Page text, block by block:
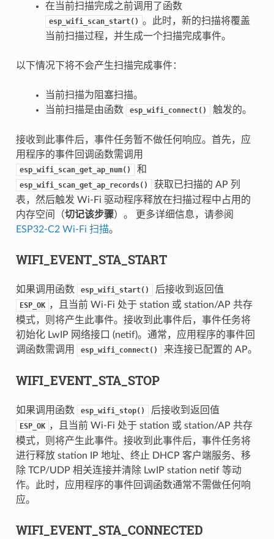
在当前扫描完成之前调用了函数
esp_wifi_scan_start() 。此时，新的扫描将覆盖
当前扫描过程，并生成一个扫描完成事件。
以下情况下将不会产生扫描完成事件：
当前扫描为阻塞扫描。
当前扫描是由函数
esp_wifi_connect() 触发的。
接收到此事件后，事件任务暂不做任何响应。首先，应
用程序的事件回调函数需调用
esp_wifi_scan_get_ap_num() 和
esp_wifi_scan_get_ap_records()
获取已扫描的 AP 列
表，然后触发 Wi-Fi 驱动程序释放在扫描过程中占用的
内存空间（切记该步骤）。 更多详细信息，请参阅
ESP32-C2 Wi-Fi 扫描。
WIFI_EVENT_STA_START
如果调用函数 esp_wifi_start() 后接收到返回值
ESP_OK ，且当前 Wi-Fi 处于 station 或 station/AP 共存
模式，则将产生此事件。接收到此事件后，事件任务将
初始化 LwIP 网络接口 (netif)。通常，应用程序的事件回
调函数需调用
esp_wifi_connect() 来连接已配置的 AP。
WIFI_EVENT_STA_STOP
如果调用函数 esp_wifi_stop() 后接收到返回值
ESP_OK ，且当前 Wi-Fi 处于 station 或 station/AP 共存
模式，则将产生此事件。接收到此事件后，事件任务将
进行释放 station IP 地址、终止 DHCP 客户端服务、移
除 TCP/UDP 相关连接并清除 LwIP station netif 等动
作。此时，应用程序的事件回调函数通常不需做任何响
应。
WIFI_EVENT_STA_CONNECTED